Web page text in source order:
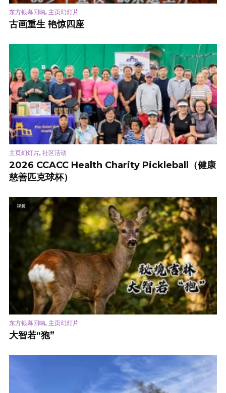
东方银幕回响, 主页幻灯片
古画重生 艳惊四座
主页幻灯片, 社区活动
2026 CCACC Health Charity Pickleball（健康
慈善匹克球杯）
视频
东方银幕回响, 主页幻灯片
大智若“狍”